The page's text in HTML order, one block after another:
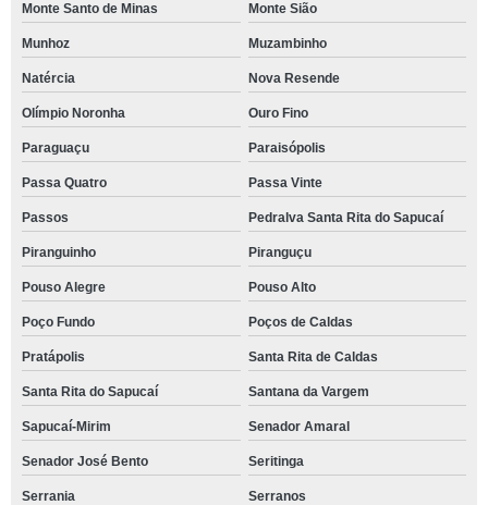
Monte Santo de Minas Monte Sião
Munhoz Muzambinho
Natércia Nova Resende
Olímpio Noronha Ouro Fino
Paraguaçu Paraisópolis
Passa Quatro Passa Vinte
Passos Pedralva Santa Rita do Sapucaí
Piranguinho Piranguçu
Pouso Alegre Pouso Alto
Poço Fundo Poços de Caldas
Pratápolis Santa Rita de Caldas
Santa Rita do Sapucaí Santana da Vargem
Sapucaí-Mirim Senador Amaral
Senador José Bento Seritinga
Serrania Serranos